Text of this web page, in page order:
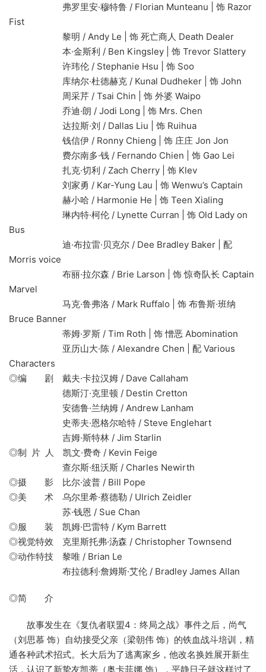
弗罗里安·穆特鲁 / Florian Munteanu | 饰 Razor
Fist
黎明 / Andy Le | 饰 死亡商人 Death Dealer
本·金斯利 / Ben Kingsley | 饰 Trevor Slattery
许玮伦 / Stephanie Hsu | 饰 Soo
库纳尔·杜德赫克 / Kunal Dudheker | 饰 John
周采芹 / Tsai Chin | 饰 外婆 Waipo
乔迪·朗 / Jodi Long | 饰 Mrs. Chen
达拉斯·刘 / Dallas Liu | 饰 Ruihua
钱信伊 / Ronny Chieng | 饰 庄庄 Jon Jon
费尔南多·钱 / Fernando Chien | 饰 Gao Lei
扎克·切利 / Zach Cherry | 饰 Klev
刘家勇 / Kar-Yung Lau | 饰 Wenwu’s Captain
赫小哈 / Harmonie He | 饰 Teen Xialing
琳内特·柯伦 / Lynette Curran | 饰 Old Lady on
Bus
迪·布拉雷·贝克尔 / Dee Bradley Baker | 配
Morris voice
布丽·拉尔森 / Brie Larson | 饰 惊奇队长 Captain
Marvel
马克·鲁弗洛 / Mark Ruffalo | 饰 布鲁斯·班纳
Bruce Banner
蒂姆·罗斯 / Tim Roth | 饰 憎恶 Abomination
亚历山大·陈 / Alexandre Chen | 配 Various
Characters
◎编 剧 戴夫·卡拉汉姆 / Dave Callaham
德斯汀·克里顿 / Destin Cretton
安德鲁·兰纳姆 / Andrew Lanham
史蒂夫·恩格尔哈特 / Steve Englehart
吉姆·斯特林 / Jim Starlin
◎制 片 人 凯文·费奇 / Kevin Feige
查尔斯·纽沃斯 / Charles Newirth
◎摄 影 比尔·波普 / Bill Pope
◎美 术 乌尔里希·蔡德勒 / Ulrich Zeidler
苏·钱恩 / Sue Chan
◎服 装 凯姆·巴雷特 / Kym Barrett
◎视觉特效 克里斯托弗·汤森 / Christopher Townsend
◎动作特技 黎唯 / Brian Le
布拉德利·詹姆斯·艾伦 / Bradley James Allan
◎简 介
故事发生在《复仇者联盟4：终局之战》事件之后，尚气
（刘思慕 饰）自幼接受父亲（梁朝伟 饰）的铁血战斗培训，精
通各种武术招式。长大后为了逃离家乡，他改名换姓展开新生
活，认识了新挚友凯蒂（奥卡菲娜 饰），平静日子就这样过了